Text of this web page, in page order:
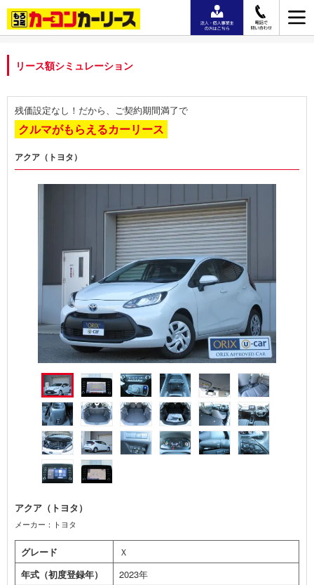
リース額シミュレーション
残価設定なし！だから、ご契約期間満了で
クルマがもらえるカーリース
アクア（トヨタ）
アクア（トヨタ）
メーカー：トヨタ
グレード
Ｘ
年式（初度登録年）
2023年